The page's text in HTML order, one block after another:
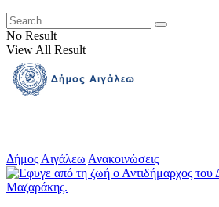
No Result
View All Result
Δήμος Αιγάλεω Ανακοινώσεις